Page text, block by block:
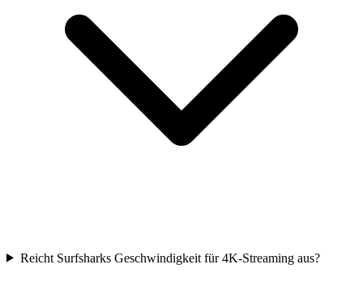
Reicht Surfsharks Geschwindigkeit für 4K-Streaming aus?